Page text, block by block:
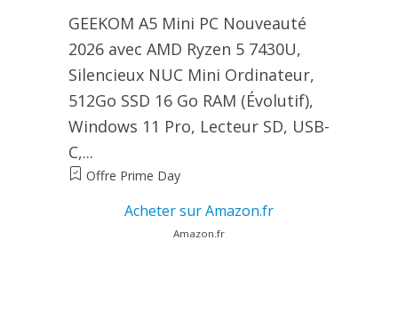
GEEKOM A5 Mini PC Nouveauté
2026 avec AMD Ryzen 5 7430U,
Silencieux NUC Mini Ordinateur,
512Go SSD 16 Go RAM (Évolutif),
Windows 11 Pro, Lecteur SD, USB-
C,...
Offre Prime Day
Acheter sur Amazon.fr
Amazon.fr